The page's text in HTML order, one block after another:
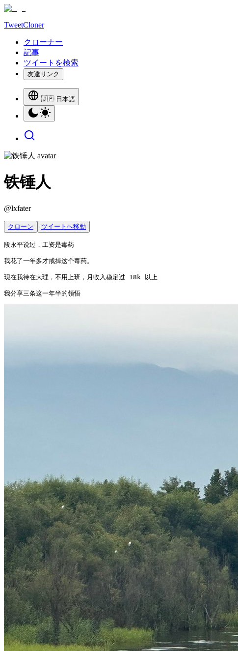
TweetCloner
クローナー
記事
ツイートを検索
友達リンク
🇯🇵 日本語
铁锤人
@lxfater
クローン ツイートへ移動
段永平说过，工资是毒药
我花了一年多才戒掉这个毒药。
现在我待在大理，不用上班，月收入稳定过 18k 以上
我分享三条这一年半的领悟